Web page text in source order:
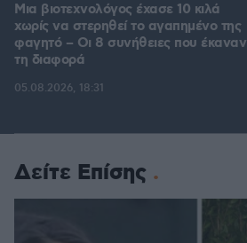
Μια βιοτεχνολόγος έχασε 10 κιλά
χωρίς να στερηθεί το αγαπημένο της
φαγητό – Οι 8 συνήθειες που έκαναν
τη διαφορά
05.08.2026, 18:31
Δείτε Επίσης